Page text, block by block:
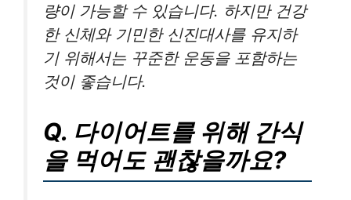
량이 가능할 수 있습니다. 하지만 건강
한 신체와 기민한 신진대사를 유지하
기 위해서는 꾸준한 운동을 포함하는
것이 좋습니다.
Q. 다이어트를 위해 간식
을 먹어도 괜찮을까요?